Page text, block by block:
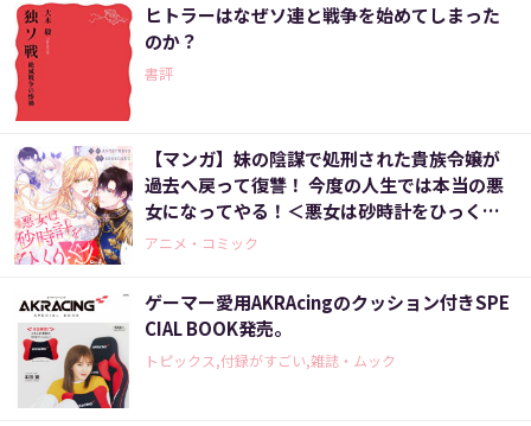
ヒトラーはなぜソ連と戦争を始めてしまった
のか？
書評
【マンガ】妹の陰謀で処刑された貴族令嬢が
過去へ戻って復讐！ 今度の人生では本当の悪
女になってやる！＜悪女は砂時計をひっくり
返す 1話＞
アニメ・コミック
ゲーマー愛用AKRAcingのクッション付きSPE
CIAL BOOK発売。
トピックス,付録がすごい,雑誌・ムック